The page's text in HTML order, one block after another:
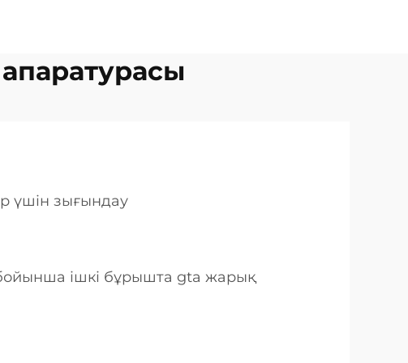
үшін зығындау
ішкі бұрышта gta жарық